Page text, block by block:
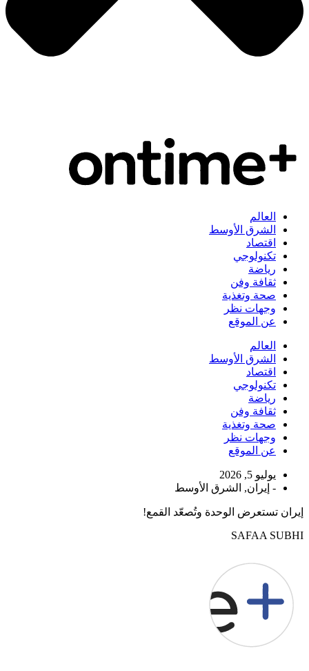
العالم
الشرق الأوسط
اقتصاد
تكنولوجي
رياضة
ثقافة وفن
صحة وتغذية
وجهات نظر
عن الموقع
العالم
الشرق الأوسط
اقتصاد
تكنولوجي
رياضة
ثقافة وفن
صحة وتغذية
وجهات نظر
عن الموقع
يوليو 5, 2026
- إيران, الشرق الأوسط
إيران تستعرض الوحدة وتُصعّد القمع!
SAFAA SUBHI